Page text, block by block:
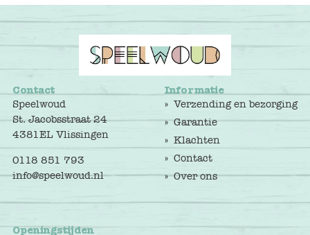
Contact
Speelwoud
St. Jacobsstraat 24
4381EL Vlissingen
0118 851 793
info@speelwoud.nl
Informatie
Verzending en bezorging
Garantie
Klachten
Contact
Over ons
Openingstijden